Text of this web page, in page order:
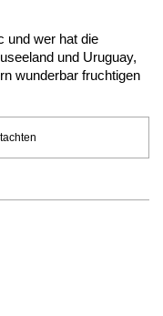
und wer hat die
und Uruguay,
wunderbar fruchtigen